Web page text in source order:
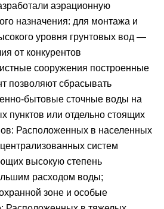
аэрационную
назначения: для монтажа и
уровня грунтовых вод —
от конкурентов
сооружения построенные
позволяют сбрасывать
бытовые сточные воды на
пунктов или отдельно стоящих
Расположенных в населенных
систем
высокую степень
расходом воды;
зоне и особые